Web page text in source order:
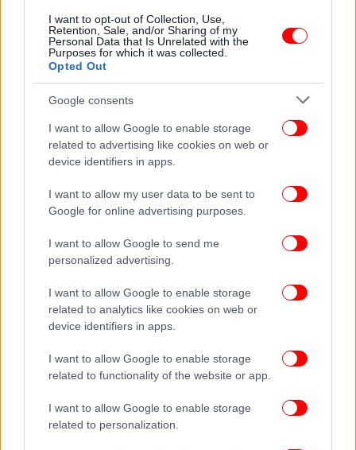
I want to opt-out of Collection, Use,
Retention, Sale, and/or Sharing of my
Personal Data that Is Unrelated with the
Purposes for which it was collected.
Opted Out
Google consents
I want to allow Google to enable storage
related to advertising like cookies on web or
device identifiers in apps.
I want to allow my user data to be sent to
Google for online advertising purposes.
I want to allow Google to send me
personalized advertising.
I want to allow Google to enable storage
related to analytics like cookies on web or
device identifiers in apps.
I want to allow Google to enable storage
related to functionality of the website or app.
I want to allow Google to enable storage
related to personalization.
την οποία συνέθεσαν η Βουλγάρα Στιλιάνα
Νικόλοβα (31,850 β.), η Ιταλίδα Σοφία Ραφαέλι
(31,450 β.) και η Καζάκα Ελζάνα Τάνιεβα (28,700 β.).
Τα εντυπωσιακά αποτελέσματα της ελληνικής
ομάδας στην Σόφια, όπου κέρδισε δύο μετάλλια,
έρχονται ως συνέχεια των επιτυχιών της
αντίστοιχης διοργάνωσης του Φαλήρου τρεις
εβδομάδες νωρίτερα, με την κατάκτηση τριών
μεταλλίων από τις Ελληνίδες πρωταθλήτριες του
ανσάμπλ και του ατομικού και δημιουργούν
αισιοδοξία ενόψει των μεγάλων διοργανώσεων της
φετινής χρονιάς, αρχής γενομένης από το
ευρωπαϊκό πρωτάθλημα του Ιουνίου στο Τελ Αβίβ
του Ισραήλ.